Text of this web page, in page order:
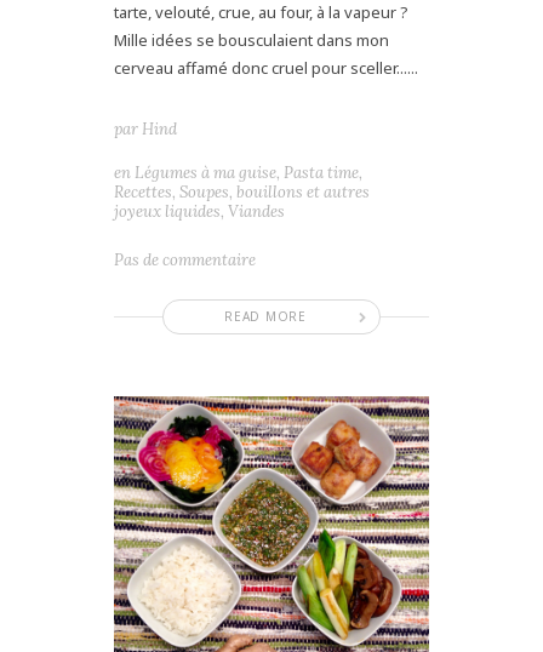
tarte, velouté, crue, au four, à la vapeur ?
Mille idées se bousculaient dans mon
cerveau affamé donc cruel pour sceller......
READ MORE
par Hind
en Légumes à ma guise, Pasta time,
Recettes, Soupes, bouillons et autres
joyeux liquides, Viandes
Pas de commentaire